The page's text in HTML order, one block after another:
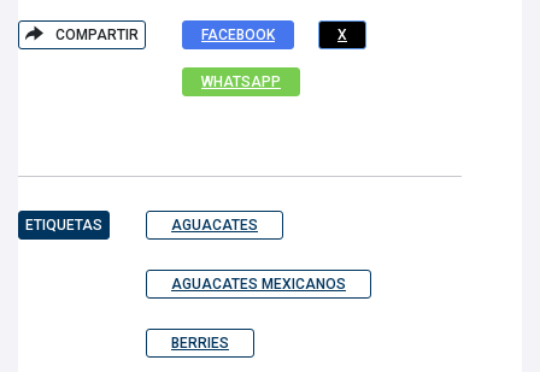
COMPARTIR FACEBOOK X
WHATSAPP
ETIQUETAS AGUACATES
AGUACATES MEXICANOS
BERRIES